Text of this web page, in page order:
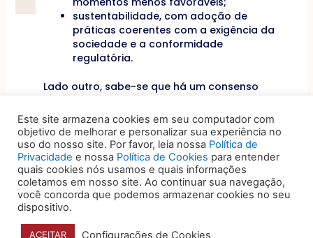
sustentabilidade, com adoção de
práticas coerentes com a exigência da
sociedade e a conformidade
regulatória.
Lado outro, sabe-se que há um consenso
Negligenciar pessoas
Ignorar mudanças de mercado
Subestimar a experiência do cliente
Não atentar à concorrência
No cenário atual, de rápida transformação e
disrupção tecnológica, tem-se que uma
cultura organizacional bem estruturada
Este site armazena cookies em seu computador com
objetivo de melhorar e personalizar sua experiência no
uso do nosso site. Por favor, leia nossa Política de
Privacidade e nossa Política de Cookies para entender
quais cookies nós usamos e quais informações
coletamos em nosso site. Ao continuar sua navegação,
você concorda que podemos armazenar cookies no seu
dispositivo.
ACEITAR Configurações de Cookies